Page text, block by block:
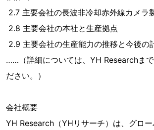
2.7 主要会社の長波非冷却赤外線カメラ
2.8 主要会社の本社と生産拠点
2.9 主要会社の生産能力の推移と今後の
……（詳細については、YH Researchまで
ださい。）
会社概要
YH Research（YHリサーチ）は、グロ